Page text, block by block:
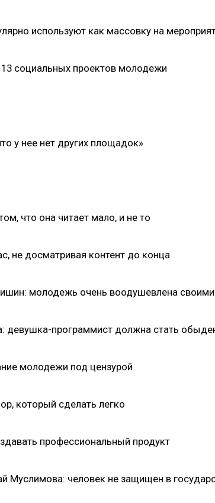
используют как массовку на
социальных проектов молодежи
у нее нет других площадок»
что она читает мало, и не то
не досматривая контент до конца
молодежь очень воодушевлена
девушка-программист должна стать
молодежи под цензурой
который сделать легко
профессиональный продукт
Муслимова: человек не защищен в